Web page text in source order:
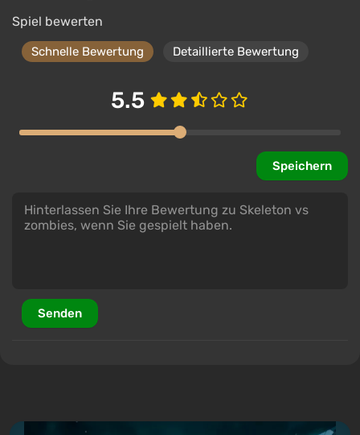
Spiel bewerten
Schnelle Bewertung Detaillierte Bewertung
5.5
Speichern
Senden